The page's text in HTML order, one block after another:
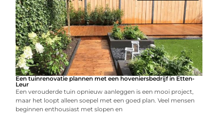
Een tuinrenovatie plannen met een hoveniersbedrijf in Etten-
Leur
Een verouderde tuin opnieuw aanleggen is een mooi project,
maar het loopt alleen soepel met een goed plan. Veel mensen
beginnen enthousiast met slopen en